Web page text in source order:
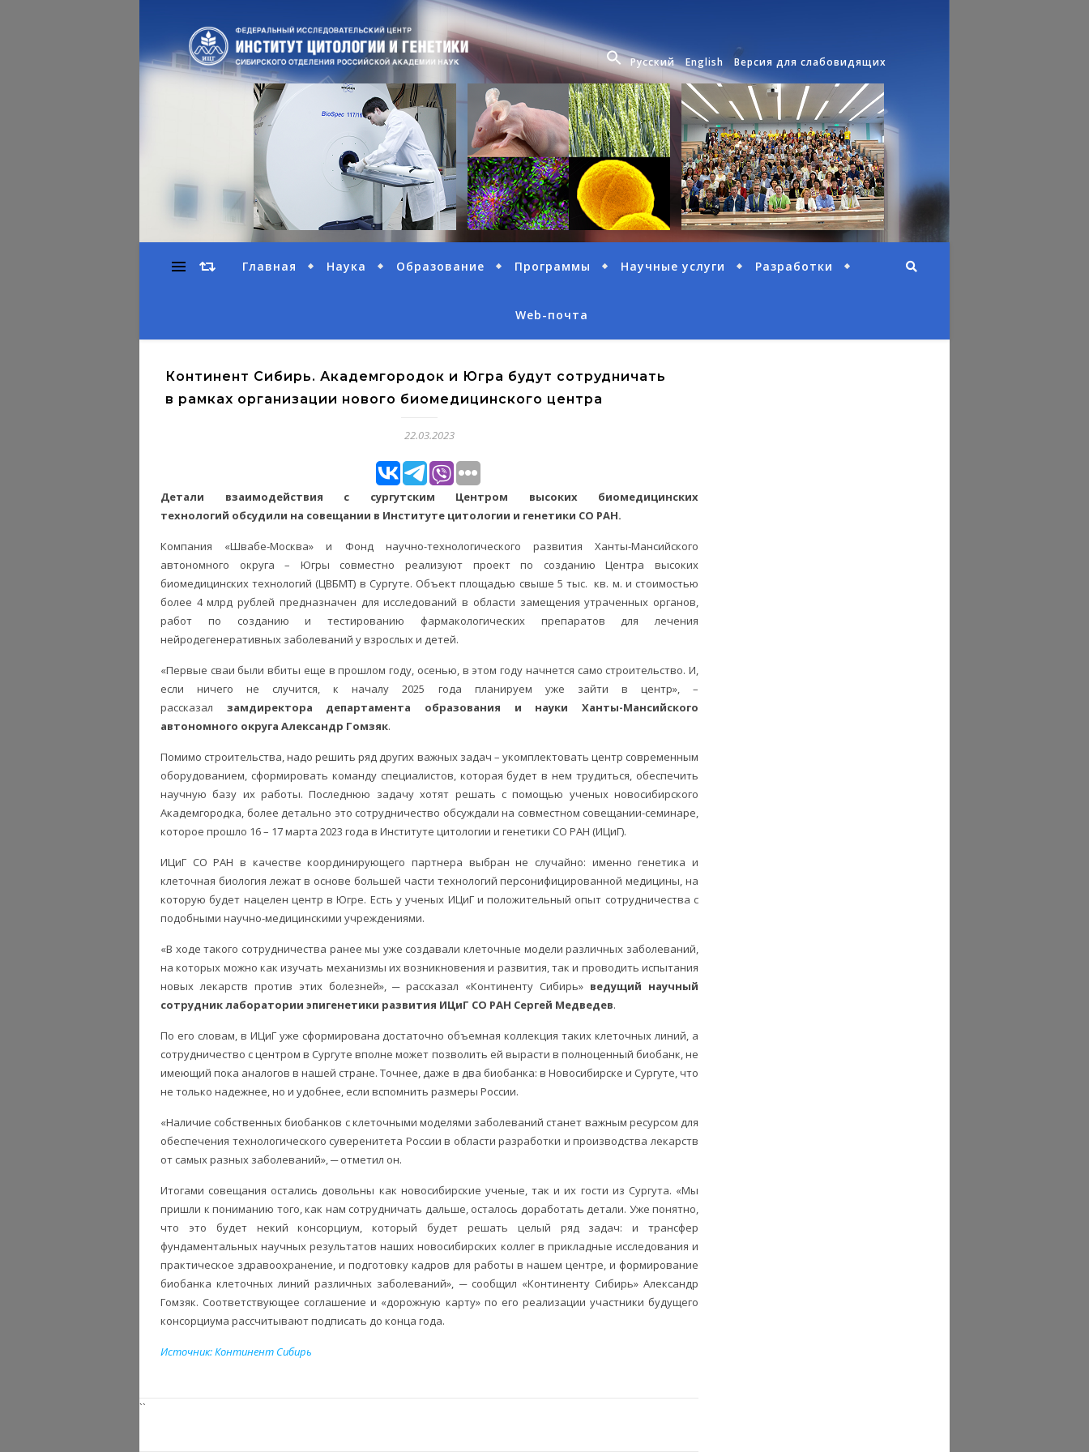
Русский English Версия для слабовидящих
Главная Наука Образование Программы Научные услуги Разработки
Web-почта
Континент Сибирь. Академгородок и Югра будут сотрудничать
в рамках организации нового биомедицинского центра
22.03.2023
Детали взаимодействия с сургутским Центром высоких биомедицинских
технологий обсудили на совещании в Институте цитологии и генетики СО РАН.
Компания «Швабе-Москва» и Фонд научно-технологического развития Ханты-Мансийского
автономного округа – Югры совместно реализуют проект по созданию Центра высоких
биомедицинских технологий (ЦВБМТ) в Сургуте. Объект площадью свыше 5 тыс. кв. м. и стоимостью
более 4 млрд рублей предназначен для исследований в области замещения утраченных органов,
работ по созданию и тестированию фармакологических препаратов для лечения
нейродегенеративных заболеваний у взрослых и детей.
«Первые сваи были вбиты еще в прошлом году, осенью, в этом году начнется само строительство. И,
если ничего не случится, к началу 2025 года планируем уже зайти в центр», –
рассказал замдиректора департамента образования и науки Ханты-Мансийского
автономного округа Александр Гомзяк.
Помимо строительства, надо решить ряд других важных задач – укомплектовать центр современным
оборудованием, сформировать команду специалистов, которая будет в нем трудиться, обеспечить
научную базу их работы. Последнюю задачу хотят решать с помощью ученых новосибирского
Академгородка, более детально это сотрудничество обсуждали на совместном совещании-семинаре,
которое прошло 16 – 17 марта 2023 года в Институте цитологии и генетики СО РАН (ИЦиГ).
ИЦиГ СО РАН в качестве координирующего партнера выбран не случайно: именно генетика и
клеточная биология лежат в основе большей части технологий персонифицированной медицины, на
которую будет нацелен центр в Югре. Есть у ученых ИЦиГ и положительный опыт сотрудничества с
подобными научно-медицинскими учреждениями.
«В ходе такого сотрудничества ранее мы уже создавали клеточные модели различных заболеваний,
на которых можно как изучать механизмы их возникновения и развития, так и проводить испытания
новых лекарств против этих болезней», ─ рассказал «Континенту Сибирь» ведущий научный
сотрудник лаборатории эпигенетики развития ИЦиГ СО РАН Сергей Медведев.
По его словам, в ИЦиГ уже сформирована достаточно объемная коллекция таких клеточных линий, а
сотрудничество с центром в Сургуте вполне может позволить ей вырасти в полноценный биобанк, не
имеющий пока аналогов в нашей стране. Точнее, даже в два биобанка: в Новосибирске и Сургуте, что
не только надежнее, но и удобнее, если вспомнить размеры России.
«Наличие собственных биобанков с клеточными моделями заболеваний станет важным ресурсом для
обеспечения технологического суверенитета России в области разработки и производства лекарств
от самых разных заболеваний», ─ отметил он.
Итогами совещания остались довольны как новосибирские ученые, так и их гости из Сургута. «Мы
пришли к пониманию того, как нам сотрудничать дальше, осталось доработать детали. Уже понятно,
что это будет некий консорциум, который будет решать целый ряд задач: и трансфер
фундаментальных научных результатов наших новосибирских коллег в прикладные исследования и
практическое здравоохранение, и подготовку кадров для работы в нашем центре, и формирование
биобанка клеточных линий различных заболеваний», ─ сообщил «Континенту Сибирь» Александр
Гомзяк. Соответствующее соглашение и «дорожную карту» по его реализации участники будущего
консорциума рассчитывают подписать до конца года.
Источник: Континент Сибирь
``